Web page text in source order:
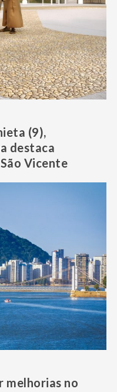
(9),
destaca
Vicente
melhorias no